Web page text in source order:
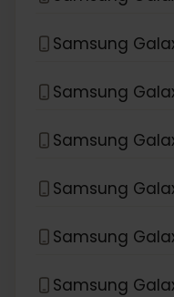
Samsung
Samsung
Samsung
Samsung
Samsung
Samsung